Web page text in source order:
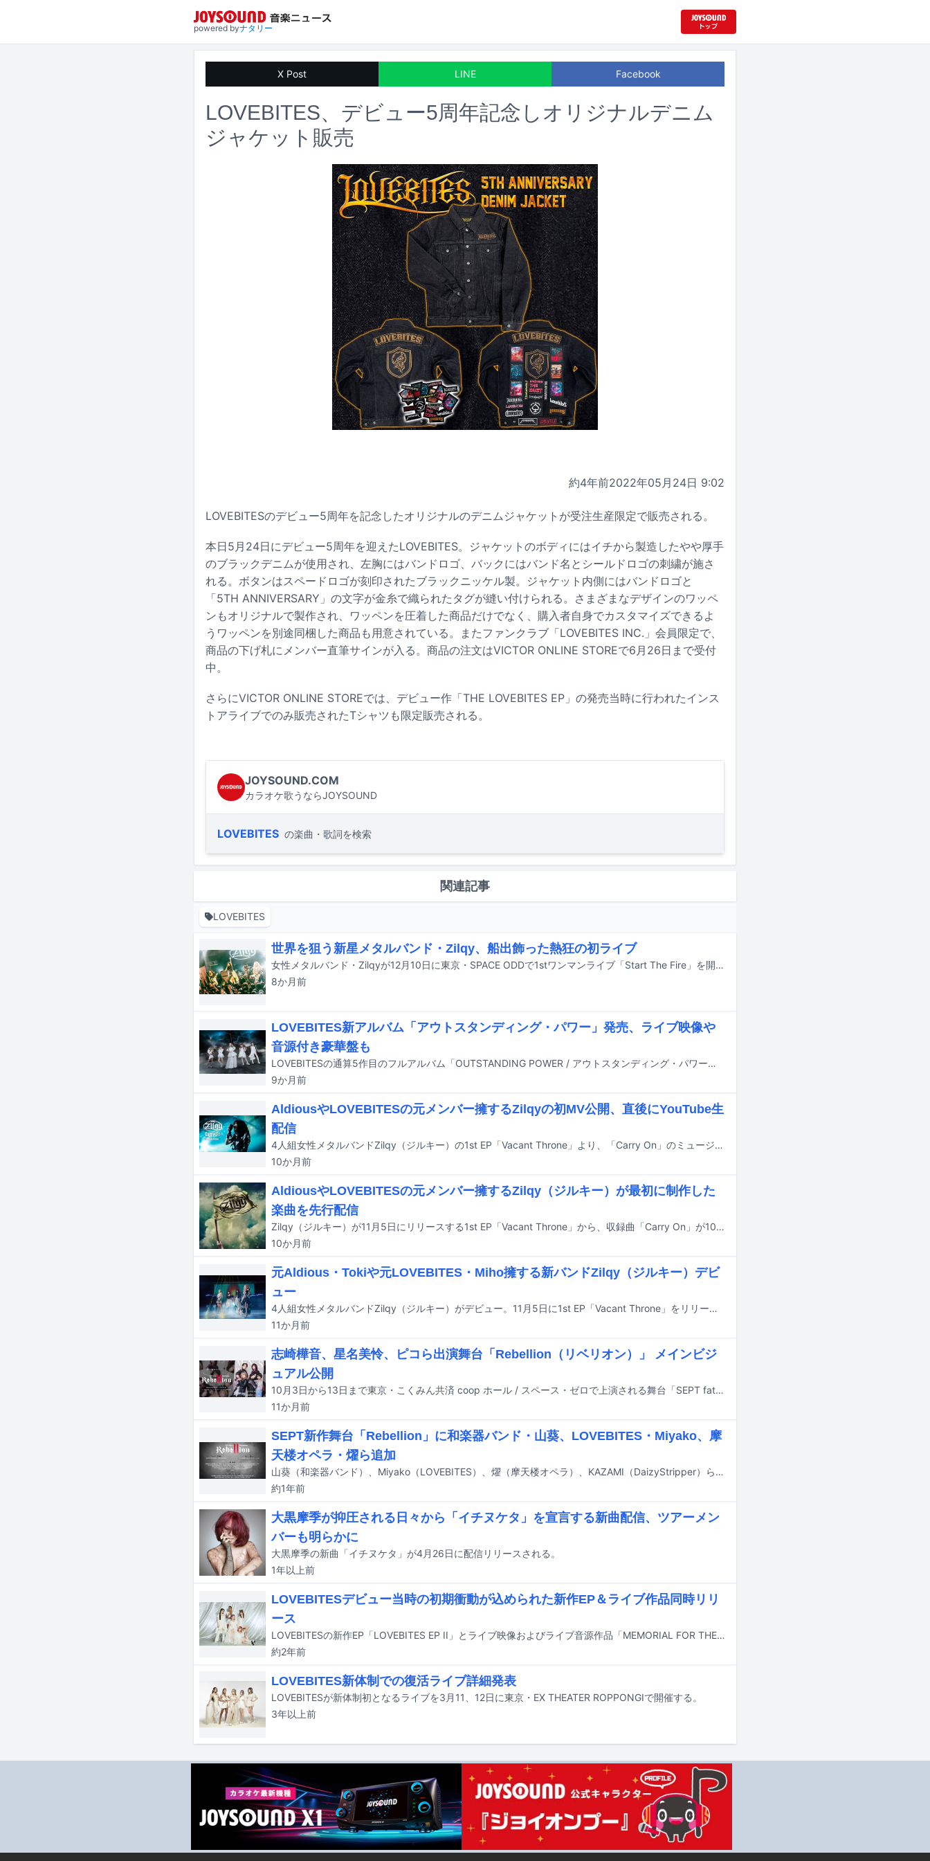
powered byナタリー
X Post LINE Facebook
LOVEBITES、デビュー5周年記念しオリジナルデニム
ジャケット販売
約4年前2022年05月24日 9:02
LOVEBITESのデビュー5周年を記念したオリジナルのデニムジャケットが受注生産限定で販売される。
本日5月24日にデビュー5周年を迎えたLOVEBITES。ジャケットのボディにはイチから製造したやや厚手
のブラックデニムが使用され、左胸にはバンドロゴ、バックにはバンド名とシールドロゴの刺繍が施さ
れる。ボタンはスペードロゴが刻印されたブラックニッケル製。ジャケット内側にはバンドロゴと
「5TH ANNIVERSARY」の文字が金糸で織られたタグが縫い付けられる。さまざまなデザインのワッペ
ンもオリジナルで製作され、ワッペンを圧着した商品だけでなく、購入者自身でカスタマイズできるよ
うワッペンを別途同梱した商品も用意されている。またファンクラブ「LOVEBITES INC.」会員限定で、
商品の下げ札にメンバー直筆サインが入る。商品の注文はVICTOR ONLINE STOREで6月26日まで受付
中。
さらにVICTOR ONLINE STOREでは、デビュー作「THE LOVEBITES EP」の発売当時に行われたインス
トアライブでのみ販売されたTシャツも限定販売される。
JOYSOUND.COM
カラオケ歌うならJOYSOUND
LOVEBITES の楽曲・歌詞を検索
関連記事
LOVEBITES
世界を狙う新星メタルバンド・Zilqy、船出飾った熱狂の初ライブ
女性メタルバンド・Zilqyが12月10日に東京・SPACE ODDで1stワンマンライブ「Start The Fire」を開催。この記事ではライブと、終演後に行われた公開インタビューの模様をお届けする。
8か月前
LOVEBITES新アルバム「アウトスタンディング・パワー」発売、ライブ映像や
音源付き豪華盤も
LOVEBITESの通算5作目のフルアルバム「OUTSTANDING POWER / アウトスタンディング・パワー」が2026年2月18日にリリースされる。
9か月前
AldiousやLOVEBITESの元メンバー擁するZilqyの初MV公開、直後にYouTube生
配信
4人組女性メタルバンドZilqy（ジルキー）の1st EP「Vacant Throne」より、「Carry On」のミュージックビデオが10月22日21:00にYouTubeでプレミア公開される。
10か月前
AldiousやLOVEBITESの元メンバー擁するZilqy（ジルキー）が最初に制作した
楽曲を先行配信
Zilqy（ジルキー）が11月5日にリリースする1st EP「Vacant Throne」から、収録曲「Carry On」が10月22日に先行配信される。
10か月前
元Aldious・Tokiや元LOVEBITES・Miho擁する新バンドZilqy（ジルキー）デビ
ュー
4人組女性メタルバンドZilqy（ジルキー）がデビュー。11月5日に1st EP「Vacant Throne」をリリースする。
11か月前
志崎樺音、星名美怜、ピコら出演舞台「Rebellion（リベリオン）」 メインビジ
ュアル公開
10月3日から13日まで東京・こくみん共済 coop ホール / スペース・ゼロで上演される舞台「SEPT fate to ReAnimation『Rebellion（リベリオン）』」のメインビジュアルが公開され、各回の最後に行われるエンディングライブとトークコーナーの詳細が発表された。
11か月前
SEPT新作舞台「Rebellion」に和楽器バンド・山葵、LOVEBITES・Miyako、摩
天楼オペラ・燿ら追加
山葵（和楽器バンド）、Miyako（LOVEBITES）、燿（摩天楼オペラ）、KAZAMI（DaizyStripper）らが10月3日より東京・こくみん共済 coop ホール / スペース・ゼロで上演される舞台「Rebellion（リベリオン）」に出演する。
約1年前
大黒摩季が抑圧される日々から「イチヌケタ」を宣言する新曲配信、ツアーメン
バーも明らかに
大黒摩季の新曲「イチヌケタ」が4月26日に配信リリースされる。
1年以上前
LOVEBITESデビュー当時の初期衝動が込められた新作EP＆ライブ作品同時リリ
ース
LOVEBITESの新作EP「LOVEBITES EP II」とライブ映像およびライブ音源作品「MEMORIAL FOR THE WARRIOR SOULS」が8月28日に同時リリースされる。
約2年前
LOVEBITES新体制での復活ライブ詳細発表
LOVEBITESが新体制初となるライブを3月11、12日に東京・EX THEATER ROPPONGIで開催する。
3年以上前